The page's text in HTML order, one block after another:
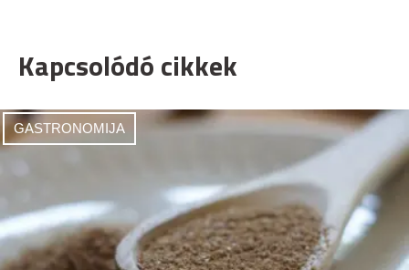
Kapcsolódó cikkek
GASTRONOMIJA